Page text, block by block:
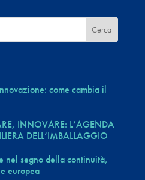
come cambia il
INNOVARE: L’AGENDA
DELL’IMBALLAGGIO
nel segno della continuità,
europea